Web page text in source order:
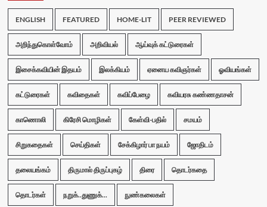
ENGLISH FEATURED HOME-LIT PEER REVIEWED
அறிந்துகொள்வோம் அறிவியல் ஆய்வுக் கட்டுரைகள்
இசைக்கவியின் இதயம் இலக்கியம் ஏனைய கவிஞர்கள் ஓவியங்கள்
கட்டுரைகள் கவிதைகள் கவிப்பேழை கவியரசு கண்ணதாசன்
காணொலி கிரேசி மொழிகள் கேள்வி-பதில் சமயம்
சிறுகதைகள் செய்திகள் சேக்கிழார் பா நயம் ஜோதிடம்
தலையங்கம் திருமால் திருப்புகழ் திரை தொடர்கதை
தொடர்கள் நறுக்..துணுக்... நுண்கலைகள்